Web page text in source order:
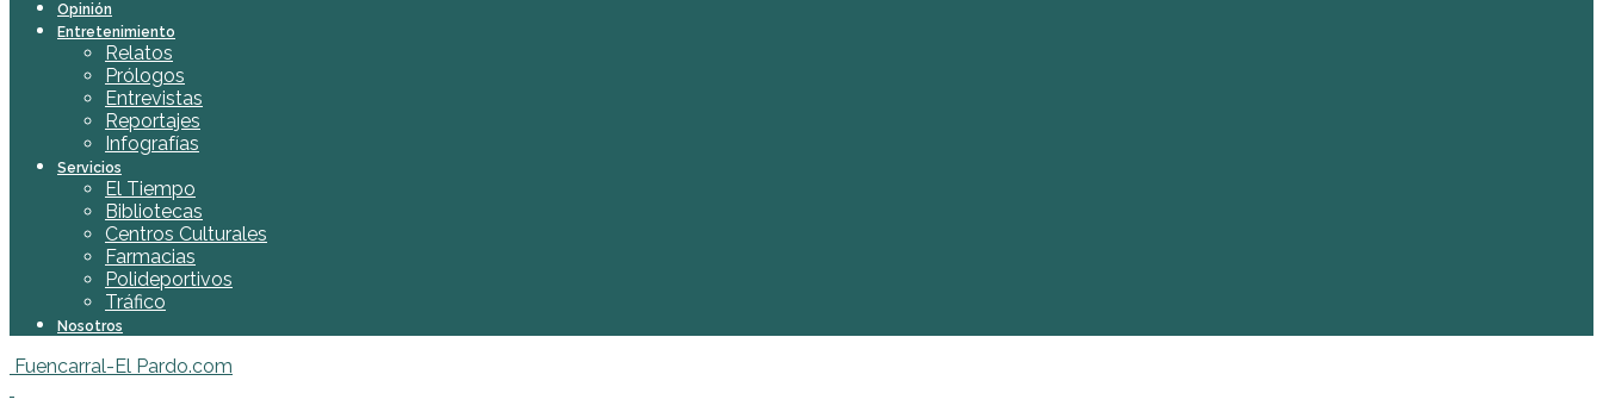
Opinión
Entretenimiento
Relatos
Prólogos
Entrevistas
Reportajes
Infografías
Servicios
El Tiempo
Bibliotecas
Centros Culturales
Farmacias
Polideportivos
Tráfico
Nosotros
Fuencarral-El Pardo.com